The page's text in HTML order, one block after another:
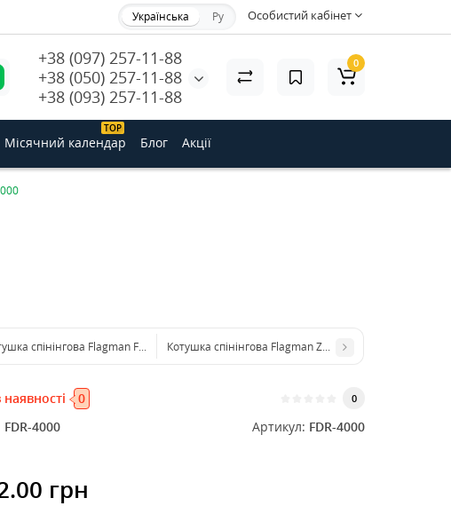
Особистий кабінет
Українська Ру
+38 (097) 257-11-88
+38 (050) 257-11-88
+38 (093) 257-11-88
0
ТОP
Місячний календар Блог Акції
спінінгова Flagman Fortis AIR Shallow Spool 2004
Котушка спінінгова Flagman Zedd 2000S
0 0
FDR-4000 Артикул: FDR-4000
грн